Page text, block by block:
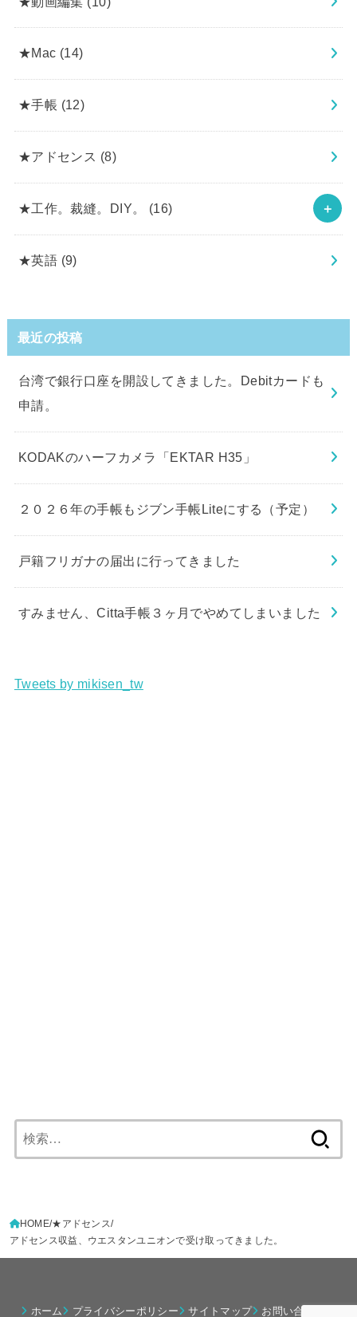
★Mac (14)
★手帳 (12)
★アドセンス (8)
★工作。裁縫。DIY。 (16)
★英語 (9)
最近の投稿
台湾で銀行口座を開設してきました。Debitカードも
申請。
KODAKのハーフカメラ「EKTAR H35」
２０２６年の手帳もジブン手帳Liteにする（予定）
戸籍フリガナの届出に行ってきました
すみません、Citta手帳３ヶ月でやめてしまいました
Tweets by mikisen_tw
索:
HOME ★アドセンス
アドセンス収益、ウエスタンユニオンで受け取ってきました。
ホーム プライバシーポリシー サイトマップ お問い合わせ